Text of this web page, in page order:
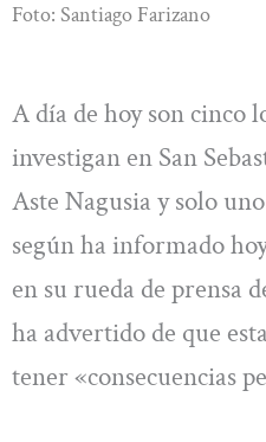
Foto: Santiago Farizano
A día de hoy son cinco
investigan en San
Aste Nagusia y solo
según ha informado
en su rueda de prensa
ha advertido de que
tener «consecuencias